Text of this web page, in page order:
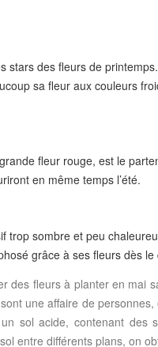
stars des fleurs de
sa fleur aux couleurs
fleur rouge, est le
en même temps l’été.
trop sombre et peu
grâce à ses fleurs dès le
des fleurs à planter en mai
une affaire de
sol acide, contenant des
entre différents plans, on